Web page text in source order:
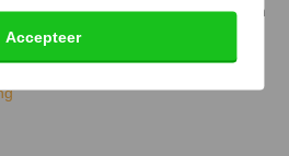
wordt de buis gebruikt bij het maken
of plafond. De buis is geïsoleerd
veel minder heet wordt ten
Accepteer